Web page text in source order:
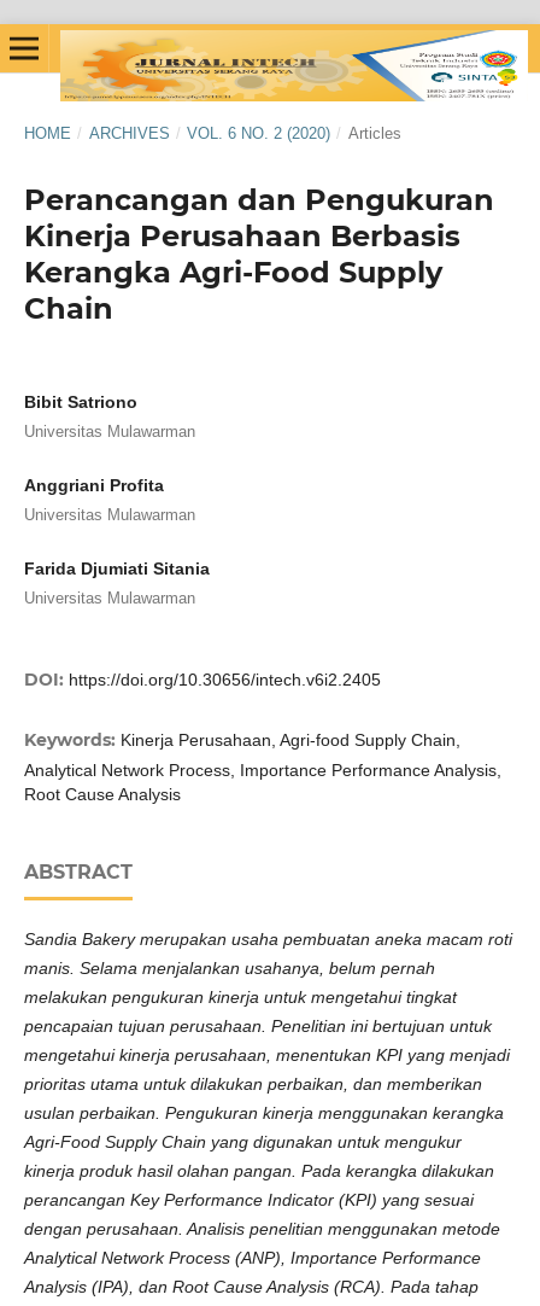
HOME / ARCHIVES / VOL. 6 NO. 2 (2020) / Articles
Perancangan dan Pengukuran
Kinerja Perusahaan Berbasis
Kerangka Agri-Food Supply
Chain
Bibit Satriono
Universitas Mulawarman
Anggriani Profita
Universitas Mulawarman
Farida Djumiati Sitania
Universitas Mulawarman
DOI: https://doi.org/10.30656/intech.v6i2.2405
Keywords: Kinerja Perusahaan, Agri-food Supply Chain,
Analytical Network Process, Importance Performance Analysis,
Root Cause Analysis
ABSTRACT
Sandia Bakery merupakan usaha pembuatan aneka macam roti
manis. Selama menjalankan usahanya, belum pernah
melakukan pengukuran kinerja untuk mengetahui tingkat
pencapaian tujuan perusahaan. Penelitian ini bertujuan untuk
mengetahui kinerja perusahaan, menentukan KPI yang menjadi
prioritas utama untuk dilakukan perbaikan, dan memberikan
usulan perbaikan. Pengukuran kinerja menggunakan kerangka
Agri-Food Supply Chain yang digunakan untuk mengukur
kinerja produk hasil olahan pangan. Pada kerangka dilakukan
perancangan Key Performance Indicator (KPI) yang sesuai
dengan perusahaan. Analisis penelitian menggunakan metode
Analytical Network Process (ANP), Importance Performance
Analysis (IPA), dan Root Cause Analysis (RCA). Pada tahap